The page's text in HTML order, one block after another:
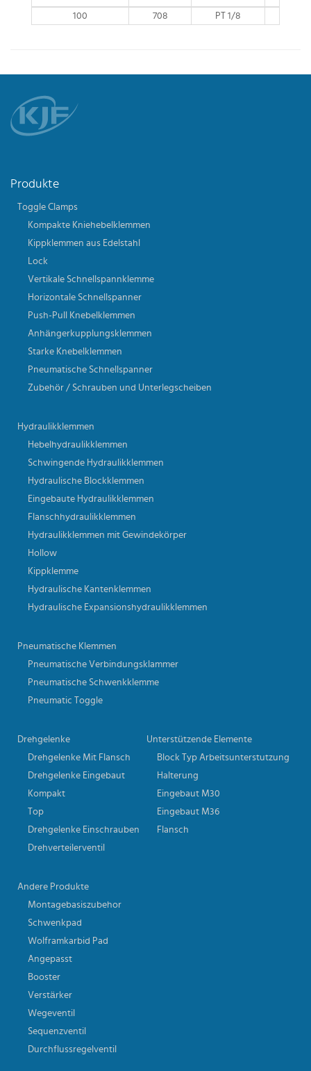
100 708 PT 1/8
Produkte
Toggle Clamps
Kompakte Kniehebelklemmen
Kippklemmen aus Edelstahl
Lock
Vertikale Schnellspannklemme
Horizontale Schnellspanner
Push-Pull Knebelklemmen
Anhängerkupplungsklemmen
Starke Knebelklemmen
Pneumatische Schnellspanner
Zubehör / Schrauben und Unterlegscheiben
Hydraulikklemmen
Hebelhydraulikklemmen
Schwingende Hydraulikklemmen
Hydraulische Blockklemmen
Eingebaute Hydraulikklemmen
Flanschhydraulikklemmen
Hydraulikklemmen mit Gewindekörper
Hollow
Kippklemme
Hydraulische Kantenklemmen
Hydraulische Expansionshydraulikklemmen
Pneumatische Klemmen
Pneumatische Verbindungsklammer
Pneumatische Schwenkklemme
Pneumatic Toggle
Drehgelenke
Drehgelenke Mit Flansch
Drehgelenke Eingebaut
Kompakt
Top
Drehgelenke Einschrauben
Drehverteilerventil
Unterstützende Elemente
Block Typ Arbeitsunterstutzung
Halterung
Eingebaut M30
Eingebaut M36
Flansch
Andere Produkte
Montagebasiszubehor
Schwenkpad
Wolframkarbid Pad
Angepasst
Booster
Verstärker
Wegeventil
Sequenzventil
Durchflussregelventil